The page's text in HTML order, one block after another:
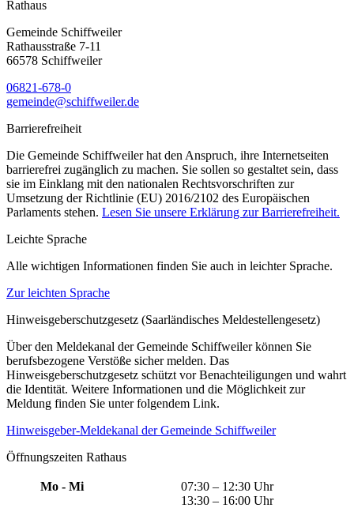
Rathaus
Gemeinde Schiffweiler
Rathausstraße 7-11
66578 Schiffweiler
06821-678-0
gemeinde@schiffweiler.de
Barrierefreiheit
Die Gemeinde Schiffweiler hat den Anspruch, ihre Internetseiten
barrierefrei zugänglich zu machen. Sie sollen so gestaltet sein, dass
sie im Einklang mit den nationalen Rechtsvorschriften zur
Umsetzung der Richtlinie (EU) 2016/2102 des Europäischen
Parlaments stehen. Lesen Sie unsere Erklärung zur Barrierefreiheit.
Leichte Sprache
Alle wichtigen Informationen finden Sie auch in leichter Sprache.
Zur leichten Sprache
Hinweisgeberschutzgesetz (Saarländisches Meldestellengesetz)
Über den Meldekanal der Gemeinde Schiffweiler können Sie
berufsbezogene Verstöße sicher melden. Das
Hinweisgeberschutzgesetz schützt vor Benachteiligungen und wahrt
die Identität. Weitere Informationen und die Möglichkeit zur
Meldung finden Sie unter folgendem Link.
Hinweisgeber-Meldekanal der Gemeinde Schiffweiler
Öffnungszeiten Rathaus
Mo - Mi
07:30 – 12:30 Uhr
13:30 – 16:00 Uhr